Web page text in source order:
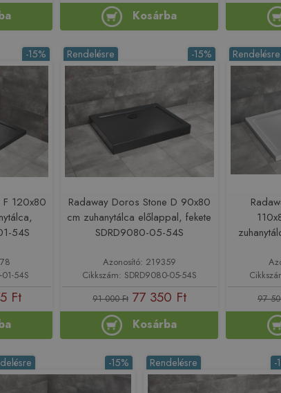
Kosárba
-15%
F 120x80
54S
54S
Ft
-15%
Rendelésre
Radaway Doros Stone D 90x80
cm zuhanytálca előlappal, fekete
SDRD9080-05-54S
Azonosító: 219359
Cikkszám: SDRD9080-05-54S
91 000 Ft 77 350 Ft
Kosárba
Rendelésre
97
-15% -
Rendelésre